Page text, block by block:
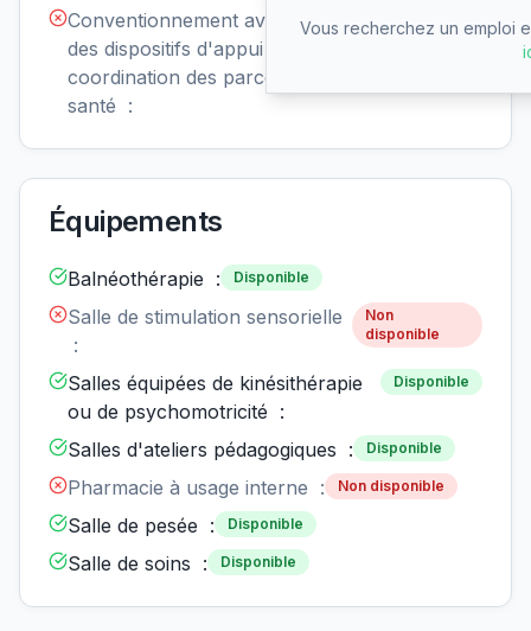
Conventionnement avec un ou
des dispositifs d'appui à la
coordination des parcours de
santé :
Non
disponible
Équipements
Balnéothérapie : Disponible
Salle de stimulation sensorielle
:
Non
disponible
Salles équipées de kinésithérapie
ou de psychomotricité :
Disponible
Salles d'ateliers pédagogiques : Disponible
Pharmacie à usage interne : Non disponible
Salle de pesée : Disponible
Salle de soins : Disponible
Vous recherchez un emploi